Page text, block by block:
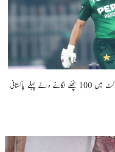
صاحبزادہ فرحان ایک سال میں ٹی ٹوئنٹی کرکٹ میں 100 چھکے لگانے والے پہلے پاکستانی